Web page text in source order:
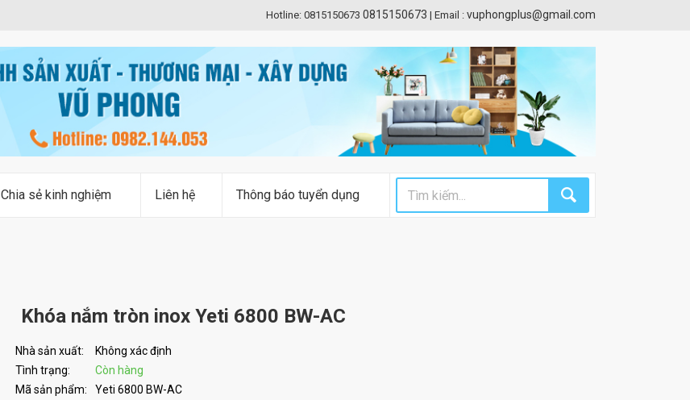
Hotline: 0815150673 0815150673 | Email : vuphongplus@gmail.com
Chia sẻ kinh nghiệm Liên hệ Thông báo tuyển dụng
Khóa nắm tròn inox Yeti 6800 BW-AC
Nhà sản xuất:
Không xác định
Tình trạng:
Còn hàng
Mã sản phẩm:
Yeti 6800 BW-AC